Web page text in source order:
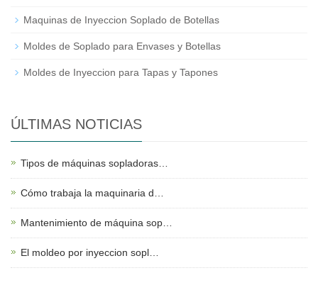
Maquinas de Inyeccion Soplado de Botellas
Moldes de Soplado para Envases y Botellas
Moldes de Inyeccion para Tapas y Tapones
ÚLTIMAS NOTICIAS
Tipos de máquinas sopladoras…
Cómo trabaja la maquinaria d…
Mantenimiento de máquina sop…
El moldeo por inyeccion sopl…